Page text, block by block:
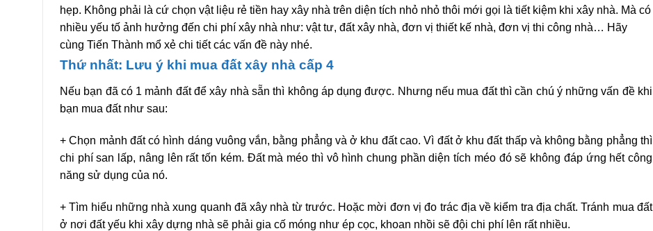
hẹp. Không phải là cứ chọn vật liệu rẻ tiền hay xây nhà trên diện tích nhỏ nhỏ thôi mới gọi là tiết kiệm khi xây nhà. Mà có
nhiều yếu tố ảnh hưởng đến chi phí xây nhà như: vật tư, đất xây nhà, đơn vị thiết kế nhà, đơn vị thi công nhà… Hãy
cùng Tiến Thành mổ xẻ chi tiết các vấn đề này nhé.
Thứ nhất: Lưu ý khi mua đất xây nhà cấp 4
Nếu bạn đã có 1 mảnh đất để xây nhà sẵn thì không áp dụng được. Nhưng nếu mua đất thì cần chú ý những vấn đề khi
bạn mua đất như sau:
+ Chọn mảnh đất có hình dáng vuông vắn, bằng phẳng và ở khu đất cao. Vì đất ở khu đất thấp và không bằng phẳng thì
chi phí san lấp, nâng lên rất tốn kém. Đất mà méo thì vô hình chung phần diện tích méo đó sẽ không đáp ứng hết công
năng sử dụng của nó.
+ Tìm hiểu những nhà xung quanh đã xây nhà từ trước. Hoặc mời đơn vị đo trác địa về kiểm tra địa chất. Tránh mua đất
ở nơi đất yếu khi xây dựng nhà sẽ phải gia cố móng như ép cọc, khoan nhồi sẽ đội chi phí lên rất nhiều.